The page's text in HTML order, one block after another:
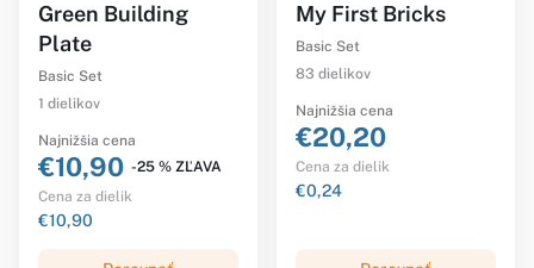
Green Building
Plate
Basic Set
1 dielikov
Najnižšia cena
€10,90 -25 % ZĽAVA
Cena za dielik
€10,90
My First Bricks
Basic Set
83 dielikov
Najnižšia cena
€20,20
Cena za dielik
€0,24